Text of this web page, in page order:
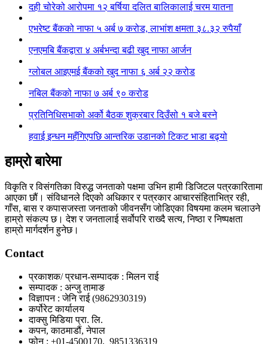
दही चोरेको आरोपमा १२ बर्षिया दलित बालिकालाई चरम यातना
एभरेष्ट बैंकको नाफा ५ अर्ब ७ करोड, लाभांश क्षमता ३८.३२ रुपैयाँ
एनएमबि बैंकद्वारा ४ अर्बभन्दा बढी खुद नाफा आर्जन
ग्लोबल आइएमई बैंकको खुद नाफा ६ अर्ब २२ करोड
नबिल बैंकको नाफा ७ अर्ब ९० करोड
प्रतिनिधिसभाको अर्को बैठक शुक्रबार दिउँसो १ बजे बस्ने
हवाई इन्धन महँगिएपछि आन्तरिक उडानको टिकट भाडा बढ्यो
हाम्रो बारेमा
विकृति र विसंगतिका विरुद्ध जनताको पक्षमा उभिन हामी डिजिटल पत्रकारितामा
आएका छौं। संविधानले दिएको अधिकार र पत्रकार आचारसंहिताभित्र रही,
गाँस, बास र कपासजस्ता जनताको जीवनसँग जोडिएका विषयमा कलम चलाउने
हाम्रो संकल्प छ। देश र जनतालाई सर्वोपरि राख्दै सत्य, निष्ठा र निष्पक्षता
हाम्रो मार्गदर्शन हुनेछ।
Contact
प्रकाशक/ प्रधान-सम्पादक : मिलन राई
सम्पादक : अन्जु तामाङ
विज्ञापन : जेनि राई (9862930319)
कर्पोरेट कार्यालय
दाक्सु मिडिया प्रा. लि.
कपन, काठमाडौं, नेपाल
फोन : +01-4500170, 9851336319